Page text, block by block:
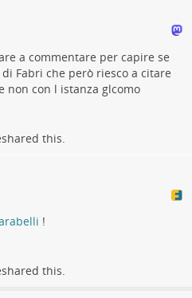
a commentare per capire se
Fabri che però riesco a citare
non con l istanza glcomo
this.
!
this.